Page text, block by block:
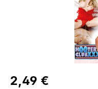
Regulärer Preis:
2,49 €